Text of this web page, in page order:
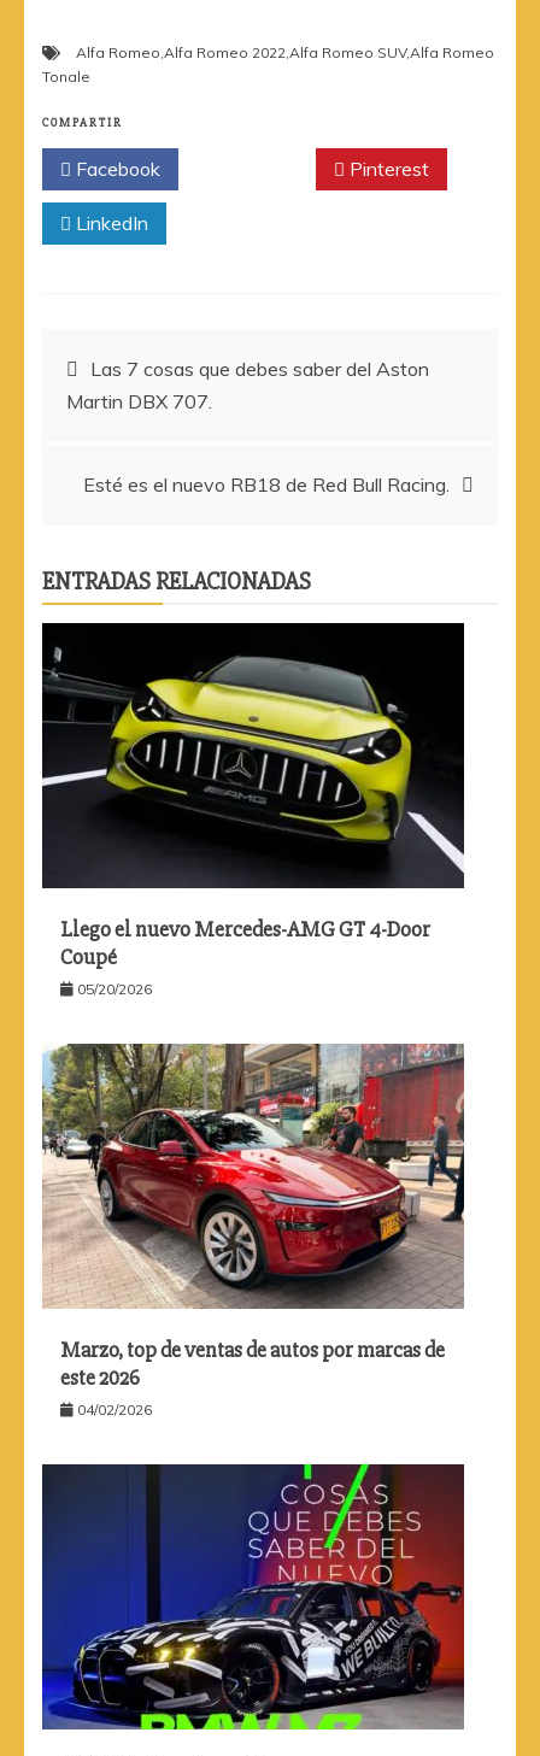
Alfa Romeo,Alfa Romeo 2022,Alfa Romeo SUV,Alfa Romeo
Tonale
COMPARTIR
Facebook Pinterest
LinkedIn
Navegación
entradas
Las 7 cosas que debes saber del Aston
Martin DBX 707.
Esté es el nuevo RB18 de Red Bull Racing.
ENTRADAS RELACIONADAS
Llego el nuevo Mercedes-AMG GT 4-Door
Coupé
05/20/2026
Marzo, top de ventas de autos por marcas de
este 2026
04/02/2026